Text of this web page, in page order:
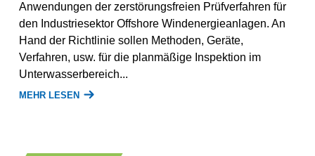
Anwendungen der zerstörungsfreien Prüfverfahren für
den Industriesektor Offshore Windenergieanlagen. An
Hand der Richtlinie sollen Methoden, Geräte,
Verfahren, usw. für die planmäßige Inspektion im
Unterwasserbereich...
MEHR LESEN